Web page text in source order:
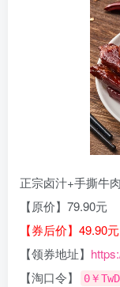
正宗卤汁+手撕牛
【原价】79.90元
【券后价】49.90元
【领券地址】
【淘口令】
0￥